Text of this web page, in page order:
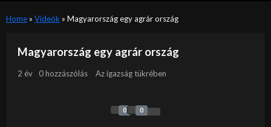
Home» Videók » Magyarország egy agrár ország
Magyarország egy agrár ország
2 év 0 hozzászólás Az igazság tükrében
0 0